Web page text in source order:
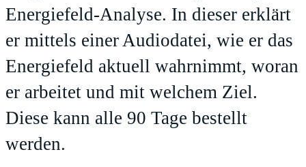
Energiefeld-Analyse. In dieser erklärt
er mittels einer Audiodatei, wie er das
Energiefeld aktuell wahrnimmt, woran
er arbeitet und mit welchem Ziel.
Diese kann alle 90 Tage bestellt
werden.